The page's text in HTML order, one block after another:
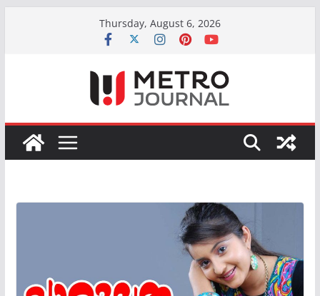
Thursday, August 6, 2026